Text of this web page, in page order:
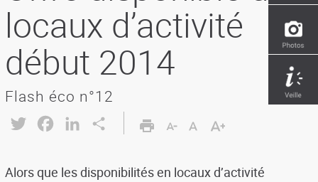
locaux d’activité
début 2014
Flash éco n°12
Twitter FacebookLinkedIn
Alors que les disponibilités en locaux d’activité